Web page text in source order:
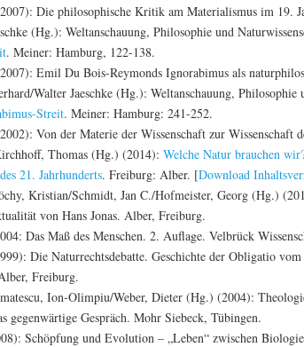
Die philosophische Kritik am Materialismus im 19.
(Hg.): Weltanschauung, Philosophie und
. Meiner: Hamburg, 122-138.
Emil Du Bois-Reymonds Ignorabimus als
Walter Jaeschke (Hg.): Weltanschauung,
Streit. Meiner: Hamburg: 241-252.
Von der Materie der Wissenschaft zur Wissenschaft
Thomas (Hg.) (2014): Welche Natur brauchen
21. Jahrhunderts. Freiburg: Alber. [Download
Kristian/Schmidt, Jan C./Hofmeister, Georg (Hg.)
von Hans Jonas. Alber, Freiburg.
Das Maß des Menschen. 2. Auflage. Velbrück
Die Naturrechtsdebatte. Geschichte der Obligatio
Freiburg.
Ion-Olimpiu/Weber, Dieter (Hg.) (2004):
gegenwärtige Gespräch. Mohr Siebeck, Tübingen.
Schöpfung und Evolution – „Leben“ zwischen